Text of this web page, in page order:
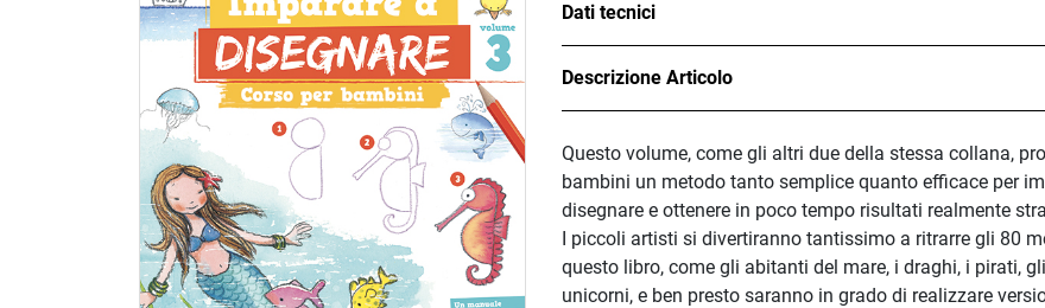
Dati tecnici
Descrizione Articolo
Questo volume, come gli altri due della stessa collana,
bambini un metodo tanto semplice quanto efficace per
disegnare e ottenere in poco tempo risultati realmente
I piccoli artisti si divertiranno tantissimo a ritrarre gli 80
questo libro, come gli abitanti del mare, i draghi, i pirati, gli
unicorni, e ben presto saranno in grado di realizzare